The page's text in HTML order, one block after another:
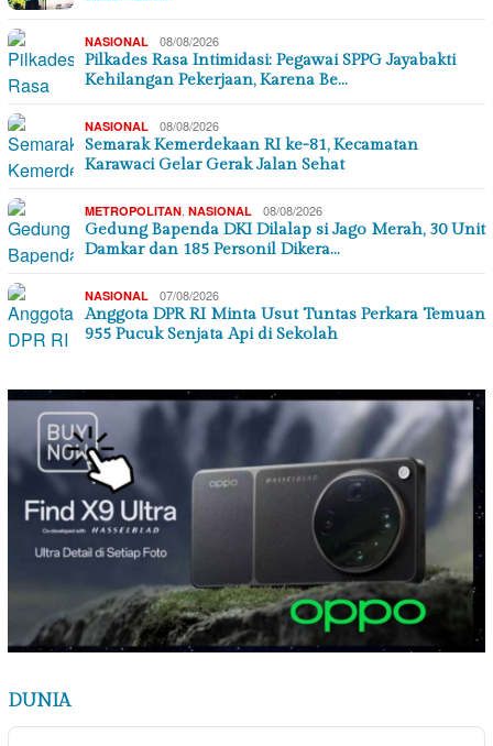
NASIONAL 08/08/2026
Pilkades Rasa Intimidasi: Pegawai SPPG Jayabakti
Kehilangan Pekerjaan, Karena Be…
NASIONAL 08/08/2026
Semarak Kemerdekaan RI ke-81, Kecamatan
Karawaci Gelar Gerak Jalan Sehat
METROPOLITAN NASIONAL 08/08/2026
Gedung Bapenda DKI Dilalap si Jago Merah, 30 Unit
Damkar dan 185 Personil Dikera…
NASIONAL 07/08/2026
Anggota DPR RI Minta Usut Tuntas Perkara Temuan
955 Pucuk Senjata Api di Sekolah
DUNIA